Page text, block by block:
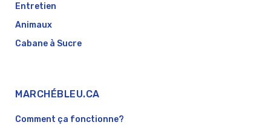
Entretien
Animaux
Cabane à Sucre
MARCHÉBLEU.CA
Comment ça fonctionne?